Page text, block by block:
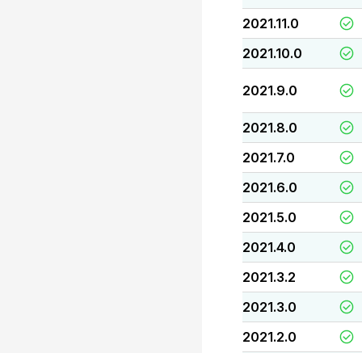
2021.11.0
2021.10.0
2021.9.0
2021.8.0
2021.7.0
2021.6.0
2021.5.0
2021.4.0
2021.3.2
2021.3.0
2021.2.0